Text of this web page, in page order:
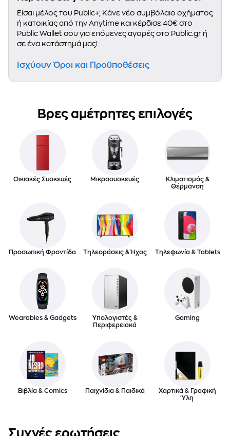
Είσαι μέλος του Public+; Κάνε νέο συμβόλαιο οχήματος
ή κατοικίας από την Αnytime και κέρδισε 40€ στο
Public Wallet σου για επόμενες αγορές στο Public.gr ή
σε ένα κατάστημά μας!
Ισχύουν Όροι και Προϋποθέσεις
Βρες αμέτρητες επιλογές
Οικιακές Συσκευές Μικροσυσκευές
Κλιματισμός &
Θέρμανση
Προσωπική Φροντίδα Τηλεοράσεις & Ήχος Τηλεφωνία & Tablets
Wearables & Gadgets
Υπολογιστές &
Περιφερειακά
Gaming
Βιβλία & Comics Παιχνίδια & Παιδικά
Χαρτικά & Γραφική
Ύλη
Συχνές ερωτήσεις